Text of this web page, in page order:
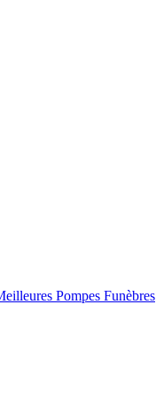
Pompes Funèbres